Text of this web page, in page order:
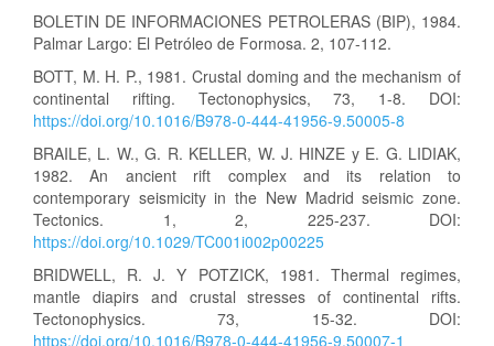
BOLETIN DE INFORMACIONES PETROLERAS (BIP), 1984.
Palmar Largo: El Petróleo de Formosa. 2, 107-112.
BOTT, M. H. P., 1981. Crustal doming and the mechanism of
continental rifting. Tectonophysics, 73, 1-8. DOI:
https://doi.org/10.1016/B978-0-444-41956-9.50005-8
BRAILE, L. W., G. R. KELLER, W. J. HINZE y E. G. LIDIAK,
1982. An ancient rift complex and its relation to
contemporary seismicity in the New Madrid seismic zone.
Tectonics. 1, 2, 225-237. DOI:
https://doi.org/10.1029/TC001i002p00225
BRIDWELL, R. J. Y POTZICK, 1981. Thermal regimes,
mantle diapirs and crustal stresses of continental rifts.
Tectonophysics. 73, 15-32. DOI:
https://doi.org/10.1016/B978-0-444-41956-9.50007-1